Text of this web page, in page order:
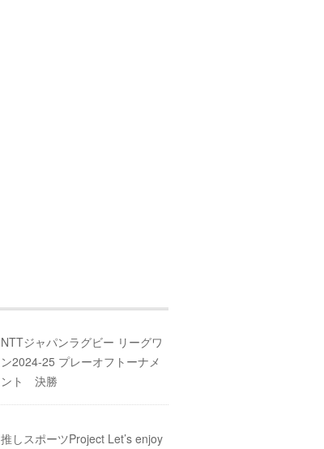
NTTジャパンラグビー リーグワ
ン2024-25 プレーオフトーナメ
ント 決勝
推しスポーツProject Let’s enjoy